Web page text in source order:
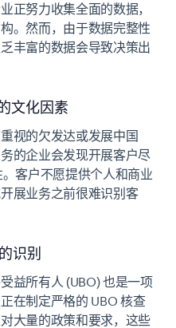
正努力收集全面的数据，
。然而，由于数据完整性
丰富的数据会导致决策出
文化因素
视的欠发达或发展中国
的企业会发现开展客户尽
客户不愿提供个人和商业
展业务之前很难识别客
识别
益所有人 (UBO) 也是一项
在制定严格的 UBO 核查
大量的政策和要求，这些